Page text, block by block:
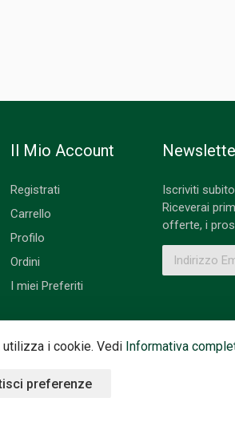
utilizza i cookie. Vedi Informativa
preferenze
Il Mio Account
Registrati
Carrello
Profilo
Ordini
I miei Preferiti
Iscriviti
Riceverai
offerte, i
Indirizzo Email